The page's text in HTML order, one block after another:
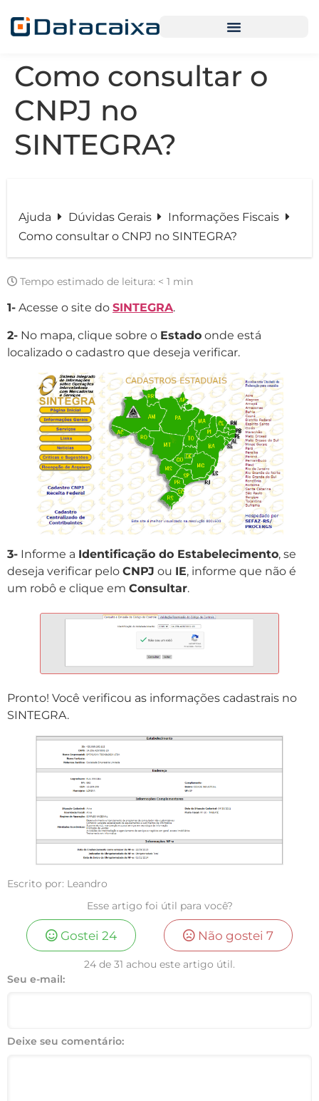
Como consultar o
CNPJ no
SINTEGRA?
Ajuda Dúvidas Gerais
Informações Fiscais
Como consultar o CNPJ no SINTEGRA?
Tempo estimado de leitura: < 1 min
1- Acesse o site do SINTEGRA.
2- No mapa, clique sobre o Estado onde está
localizado o cadastro que deseja verificar.
3- Informe a Identificação do Estabelecimento, se
deseja verificar pelo CNPJ ou IE, informe que não é
um robô e clique em Consultar.
Pronto! Você verificou as informações cadastrais no
SINTEGRA.
Escrito por: Leandro
Esse artigo foi útil para você?
Gostei24 Não gostei 7
24 de 31 achou este artigo útil.
Seu e-mail:
Deixe seu comentário: